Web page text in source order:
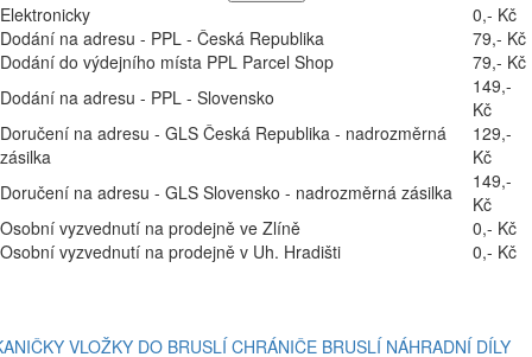
Elektronicky
0,- Kč
Dodání na adresu - PPL - Česká Republika
79,- Kč
Dodání do výdejního místa PPL Parcel Shop
79,- Kč
Dodání na adresu - PPL - Slovensko
149,-
Kč
Doručení na adresu - GLS Česká Republika - nadrozměrná
zásilka
129,-
Kč
Doručení na adresu - GLS Slovensko - nadrozměrná zásilka
149,-
Kč
Osobní vyzvednutí na prodejně ve Zlíně
0,- Kč
Osobní vyzvednutí na prodejně v Uh. Hradišti
0,- Kč
VLOŽKY DO BRUSLÍ CHRÁNIČE BRUSLÍ NÁHRADNÍ DÍLY